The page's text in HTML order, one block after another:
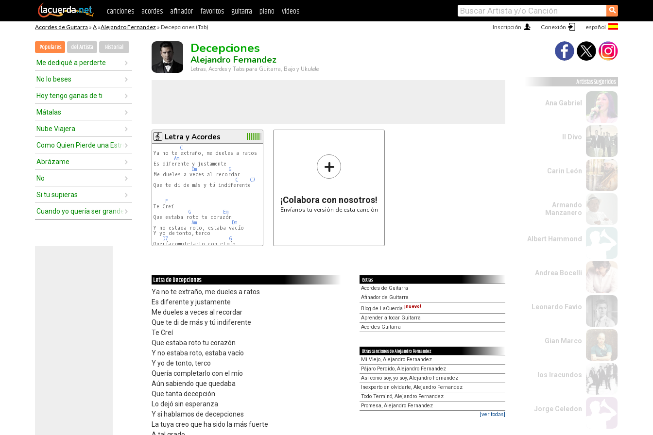
canciones acordes afinador favoritos guitarra piano videos ⚲
Acordes de Guitarra » A »Alejandro Fernandez » Decepciones (Tab) Conexión
Inscripción
Populares del Artista Historial
Me dediqué a perderte
No lo beses
Hoy tengo ganas de ti
Mátalas
Nube Viajera
Como Quien Pierde una Estrella
Abrázame
No
Si tu supieras
Cuando yo quería ser grande
Decepciones
Alejandro Fernandez
Letras, Acordes y Tabs para Guitarra, Bajo y Ukulele
Letra y Acordes
C
Ya no te extraño, me dueles a ratos
Am
Es diferente y justamente
Dm
G
Me dueles a veces al recordar
C
C7
Que te di de más y tú indiferente
F
Te Creí
G
Em
Que estaba roto tu corazón
Am
Dm
Y no estaba roto, estaba vacío
Y yo de tonto, terco
D7
G
Quería completarlo con el mío
+
¡Colabora con nosotros!
Envíanos tu versión de esta canción
Letra de Decepciones
Ya no te extraño, me dueles a ratos
Es diferente y justamente
Me dueles a veces al recordar
Que te di de más y tú indiferente
Te Creí
Que estaba roto tu corazón
Y no estaba roto, estaba vacío
Y yo de tonto, terco
Quería completarlo con el mío
Aún sabiendo que quedaba
Que tanta decepción
Lo dejó sin esperanza
Y si hablamos de decepciones
La tuya creo que ha sido la más fuerte
Extras
Acordes de Guitarra
Afinador de Guitarra
Blog de LaCuerda ¡nuevo!
Aprender a tocar Guitarra
Acordes Guitarra
Otras canciones de Alejandro Fernandez
Mi Viejo, Alejandro Fernandez
Pájaro Perdido, Alejandro Fernandez
Así como soy, yo soy, Alejandro Fernandez
Inexperto en olvidarte, Alejandro Fernandez
Todo Terminó, Alejandro Fernandez
Promesa, Alejandro Fernandez
[ver todas]
Artistas Sugeridos
Ana Gabriel
Il Divo
Carin León
Armando
Manzanero
Albert Hammond
Andrea Bocelli
Leonardo Favio
Gian Marco
los Iracundos
Jorge Celedon